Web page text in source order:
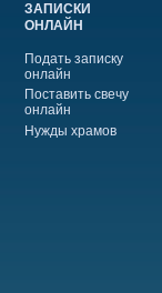
ЗАПИСКИ
ОНЛАЙН
Подать записку
онлайн
Поставить свечу
онлайн
Нужды храмов